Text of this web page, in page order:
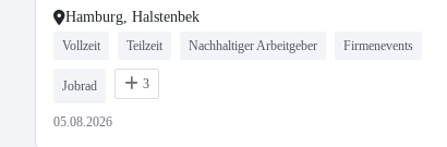
Hamburg, Halstenbek
Vollzeit Teilzeit Nachhaltiger Arbeitgeber Firmenevents
Jobrad 3
05.08.2026